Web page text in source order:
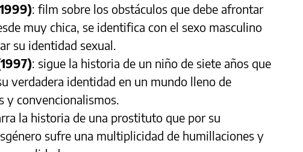
: film sobre los obstáculos que debe afrontar
muy chica, se identifica con el sexo masculino
su identidad sexual.
: sigue la historia de un niño de siete años que
verdadera identidad en un mundo lleno de
y convencionalismos.
la historia de una prostituto que por su
sufre una multiplicidad de humillaciones y